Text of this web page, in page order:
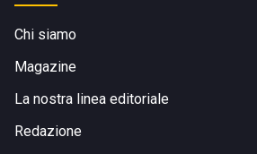
Chi siamo
Magazine
La nostra linea editoriale
Redazione